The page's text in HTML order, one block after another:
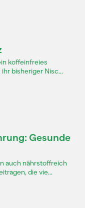
koffeinfreies
bisheriger Nisc...
Gesunde
auch nährstoffreich
die vie...